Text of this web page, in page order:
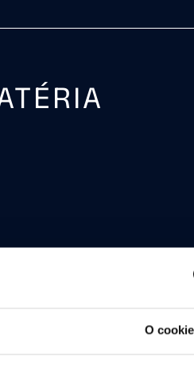
O
DJI